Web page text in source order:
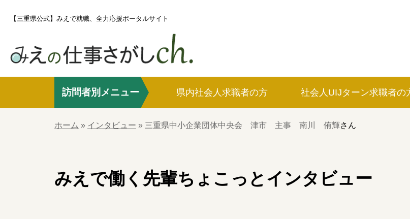
o
【三重県公式】みえで就職、全力応援ポータルサイト
ホーム イベントカレ
みえで働く先輩ちょこっ
訪問者別メニュー 県内社会人求職者の方 社会人UIJターン求職者の
ホーム » インタビュー » 三重県中小企業団体中央会 津市 主事 南川 侑輝さん
みえで働く先輩ちょこっとインタビュー